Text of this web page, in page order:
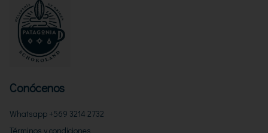
Conócenos
Whatsapp +569 3214 2732
Términos y condiciones